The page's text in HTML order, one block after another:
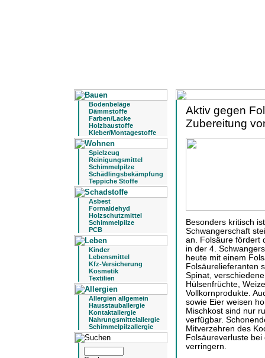
Bodenbeläge
Dämmstoffe
Farben/Lacke
Holzbaustoffe
Kleber/Montagestoffe
Spielzeug
Reinigungsmittel
Schimmelpilze
Schädlingsbekämpfung
Teppiche Stoffe
Asbest
Formaldehyd
Holzschutzmittel
Schimmelpilze
PCB
Kinder
Lebensmittel
Kfz-Versicherung
Kosmetik
Textilien
Allergien allgemein
Hausstauballergie
Kontaktallergie
Nahrungsmittelallergie
Schimmelpilzallergie
Aktiv gegen
Zubereitung
Besonders kritisch
Schwangerschaft
an. Folsäure fördert
in der 4.
heute mit einem
Folsäurelieferanten
Spinat,
Hülsenfrüchte,
Vollkornprodukte.
sowie Eier weisen
Mischkost sind nur
verfügbar.
Mitverzehren des
Folsäureverluste
verringern.